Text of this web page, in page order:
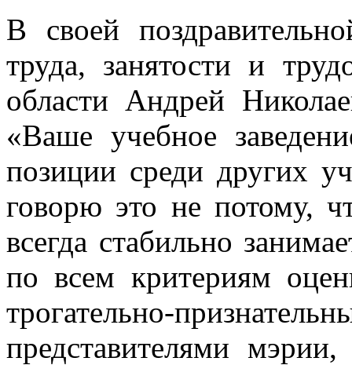
В своей
труда, занятости и
области Андрей
«Ваше учебное
позиции среди других
говорю это не потому,
всегда стабильно
по всем критериям
трогательно-
представителями